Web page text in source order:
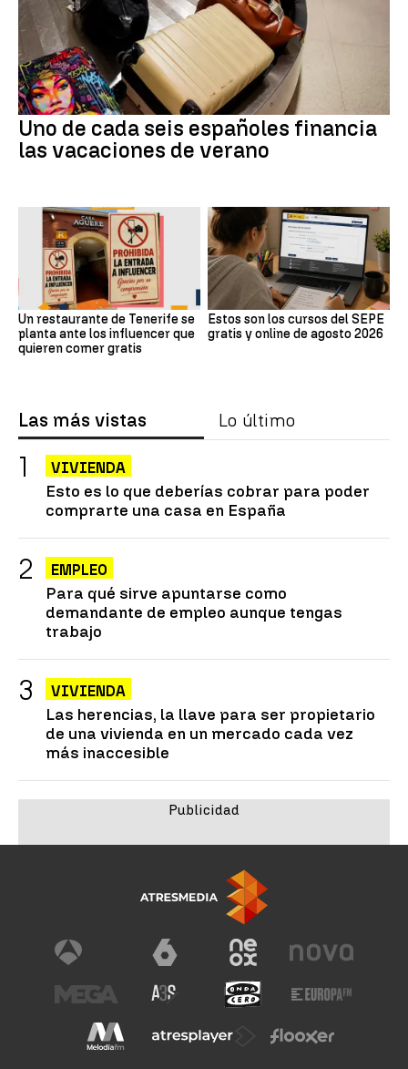
Uno de cada seis españoles financia
las vacaciones de verano
Un restaurante de Tenerife se
planta ante los influencer que
quieren comer gratis
Estos son los cursos del SEPE
gratis y online de agosto 2026
Las más vistas Lo último
VIVIENDA
Esto es lo que deberías cobrar para poder
comprarte una casa en España
EMPLEO
Para qué sirve apuntarse como
demandante de empleo aunque tengas
trabajo
VIVIENDA
Las herencias, la llave para ser propietario
de una vivienda en un mercado cada vez
más inaccesible